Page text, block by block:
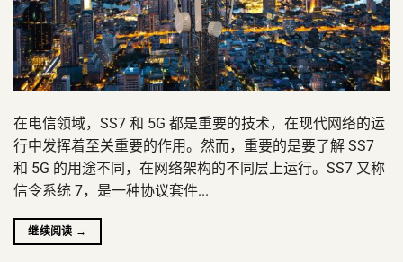
在电信领域，SS7 和 5G 都是重要的技术，在现代网络的运
行中发挥着至关重要的作用。然而，重要的是要了解 SS7
和 5G 的用途不同，在网络架构的不同层上运行。SS7 又称
信令系统 7，是一种协议套件...
继续阅读 →